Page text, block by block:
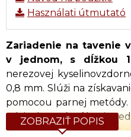
Használati útmutató
Zariadenie na tavenie
v jednom, s dĺžkou
nerezovej
0,8 mm. Slúži na
pomocou parnej
odviečkovací stôl pri
na ohrev vody ohrievač
ZOBRAZIŤ POPIS